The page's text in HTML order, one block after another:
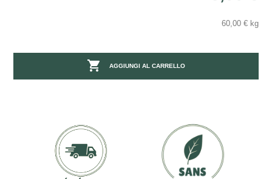
60,00 € kg
 AGGIUNGI AL CARRELLO